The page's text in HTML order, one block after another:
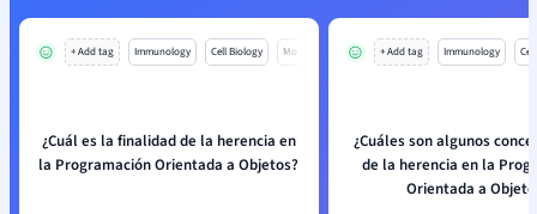
+ Add tag Immunology Cell Biology Mo
¿Cuál es la finalidad de la herencia en
la Programación Orientada a Objetos?
+ Add tag Immunology
¿Cuáles son algunos
de la herencia en la
Orientada a